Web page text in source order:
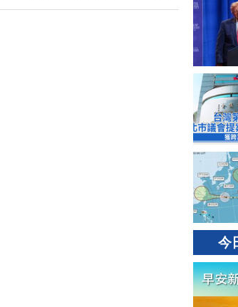
也是世界的悲哀。他呼籲海內外
忘記當初從醫的神聖誓詞。
今